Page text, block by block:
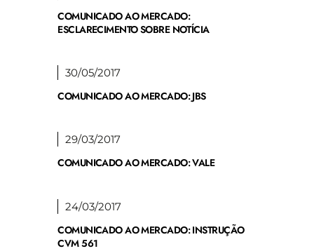
COMUNICADO AO MERCADO:
ESCLARECIMENTO SOBRE NOTÍCIA
30/05/2017
COMUNICADO AO MERCADO: JBS
29/03/2017
COMUNICADO AO MERCADO: VALE
24/03/2017
COMUNICADO AO MERCADO: INSTRUÇÃO
CVM 561